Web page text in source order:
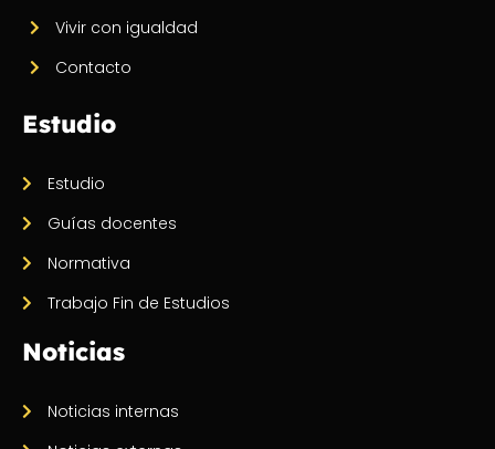
Vivir con igualdad
Contacto
Estudio
Estudio
Guías docentes
Normativa
Trabajo Fin de Estudios
Noticias
Noticias internas